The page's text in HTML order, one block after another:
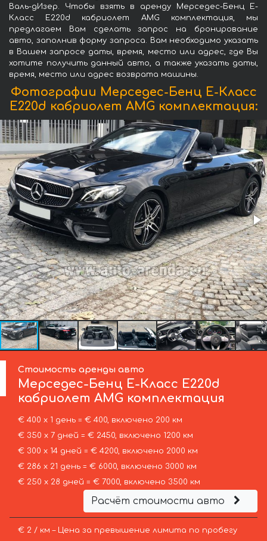
Валь-дИзер. Чтобы взять в аренду Мерседес-Бенц E-
Класс E220d кабриолет AMG комплектация, мы
предлагаем Вам сделать запрос на бронирование
авто, заполнив форму запроса. Вам необходимо указать
в Вашем запросе даты, время, место или адрес, где Вы
хотите получить данный авто, а также указать даты,
время, место или адрес возврата машины.
Фотографии Мерседес-Бенц E-Класс
E220d кабриолет AMG комплектация:
Стоимость аренды авто
Мерседес-Бенц E-Класс E220d
кабриолет AMG комплектация
€ 400 х 1 день = € 400, включено 200 км
€ 350 х 7 дней = € 2450, включено 1200 км
€ 300 х 14 дней = € 4200, включено 2000 км
€ 286 х 21 день = € 6000, включено 3000 км
€ 250 х 28 дней = € 7000, включено 3500 км
Расчёт стоимости авто
€ 2 / км – Цена за превышение лимита по пробегу